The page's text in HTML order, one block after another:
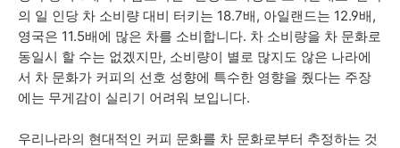
의 일 인당 차 소비량 대비 터키는 18.7배, 아일랜드는 12.9배,
영국은 11.5배에 많은 차를 소비합니다. 차 소비량을 차 문화로
동일시 할 수는 없겠지만, 소비량이 별로 많지도 않은 나라에
서 차 문화가 커피의 선호 성향에 특수한 영향을 줬다는 주장
에는 무게감이 실리기 어려워 보입니다.
우리나라의 현대적인 커피 문화를 차 문화로부터 추정하는 것